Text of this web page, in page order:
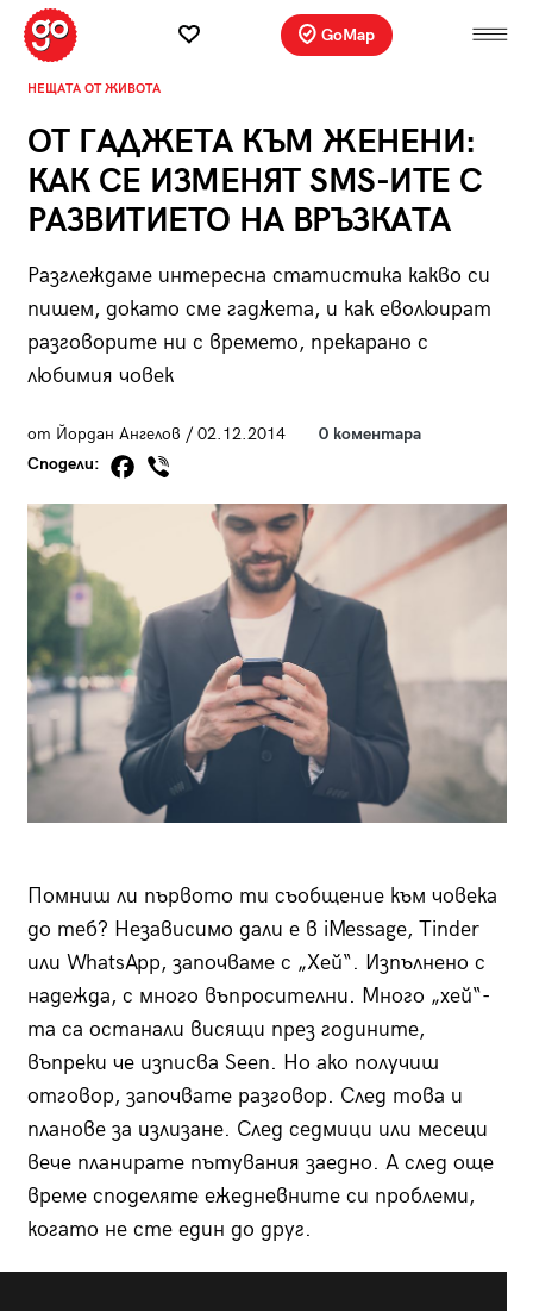
GoMap
НЕЩАТА ОТ ЖИВОТА
ОТ ГАДЖЕТА КЪМ ЖЕНЕНИ:
КАК СЕ ИЗМЕНЯТ SMS-ИТЕ С
РАЗВИТИЕТО НА ВРЪЗКАТА
Разглеждаме интересна статистика какво си
пишем, докато сме гаджета, и как еволюират
разговорите ни с времето, прекарано с
любимия човек
от Йордан Ангелов / 02.12.2014
0 коментара
Сподели:
Помниш ли първото ти съобщение към човека
до теб? Независимо дали е в iMessage, Tinder
или WhatsApp, започваме с „Хей“. Изпълнено с
надежда, с много въпросителни. Много „хей“-
та са останали висящи през годините,
въпреки че изписва Seen. Но ако получиш
отговор, започвате разговор. След това и
планове за излизане. След седмици или месеци
вече планирате пътувания заедно. А след още
време споделяте ежедневните си проблеми,
когато не сте един до друг.